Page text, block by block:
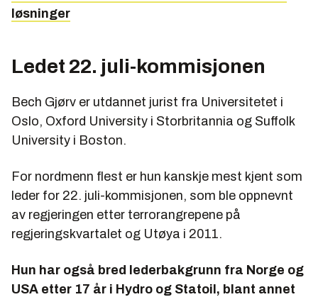
løsninger
Ledet 22. juli-kommisjonen
Bech Gjørv er utdannet jurist fra Universitetet i
Oslo, Oxford University i Storbritannia og Suffolk
University i Boston.
For nordmenn flest er hun kanskje mest kjent som
leder for 22. juli-kommisjonen, som ble oppnevnt
av regjeringen etter terrorangrepene på
regjeringskvartalet og Utøya i 2011.
Hun har også bred lederbakgrunn fra Norge og
USA etter 17 år i Hydro og Statoil, blant annet